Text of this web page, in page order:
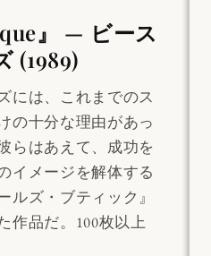
』 — ビース
(1989)
には、これまでのス
の十分な理由があっ
らはあえて、成功を
イメージを解体する
ルズ・ブティック』
作品だ。100枚以上